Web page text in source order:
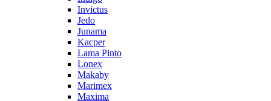
Invictus
Jedo
Junama
Kacper
Lama Pinto
Lonex
Makaby
Marimex
Maxima